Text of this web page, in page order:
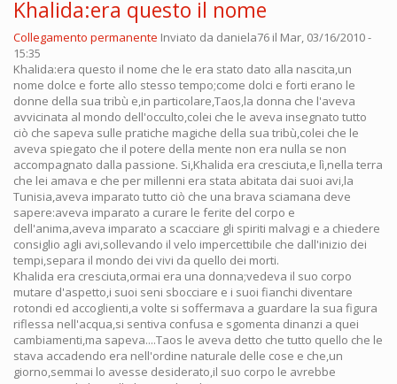
Khalida:era questo il nome
Collegamento permanente Inviato da daniela76 il Mar, 03/16/2010 -
15:35
Khalida:era questo il nome che le era stato dato alla nascita,un
nome dolce e forte allo stesso tempo;come dolci e forti erano le
donne della sua tribù e,in particolare,Taos,la donna che l'aveva
avvicinata al mondo dell'occulto,colei che le aveva insegnato tutto
ciò che sapeva sulle pratiche magiche della sua tribù,colei che le
aveva spiegato che il potere della mente non era nulla se non
accompagnato dalla passione. Si,Khalida era cresciuta,e lì,nella terra
che lei amava e che per millenni era stata abitata dai suoi avi,la
Tunisia,aveva imparato tutto ciò che una brava sciamana deve
sapere:aveva imparato a curare le ferite del corpo e
dell'anima,aveva imparato a scacciare gli spiriti malvagi e a chiedere
consiglio agli avi,sollevando il velo impercettibile che dall'inizio dei
tempi,separa il mondo dei vivi da quello dei morti.
Khalida era cresciuta,ormai era una donna;vedeva il suo corpo
mutare d'aspetto,i suoi seni sbocciare e i suoi fianchi diventare
rotondi ed accoglienti,a volte si soffermava a guardare la sua figura
riflessa nell'acqua,si sentiva confusa e sgomenta dinanzi a quei
cambiamenti,ma sapeva....Taos le aveva detto che tutto quello che le
stava accadendo era nell'ordine naturale delle cose e che,un
giorno,semmai lo avesse desiderato,il suo corpo le avrebbe